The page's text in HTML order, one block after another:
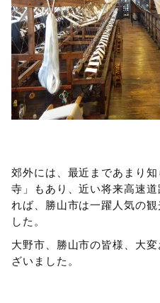
郊外には、最近まであまり
寺」もあり、近い将来高速
れば、勝山市は一躍人気の
した。
大野市、勝山市の皆様、大
ざいました。